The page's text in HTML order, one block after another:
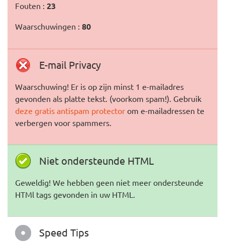
Fouten : 23
Waarschuwingen : 80
E-mail Privacy
Waarschuwing! Er is op zijn minst 1 e-mailadres
gevonden als platte tekst. (voorkom spam!). Gebruik
deze gratis antispam protector om e-mailadressen te
verbergen voor spammers.
Niet ondersteunde HTML
Geweldig! We hebben geen niet meer ondersteunde
HTMl tags gevonden in uw HTML.
Speed Tips